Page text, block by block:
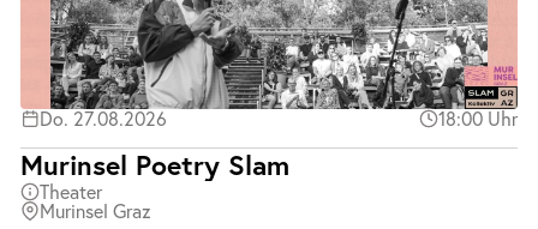
Do. 27.08.2026 18:00 Uhr
Murinsel Poetry Slam
Theater
Murinsel Graz